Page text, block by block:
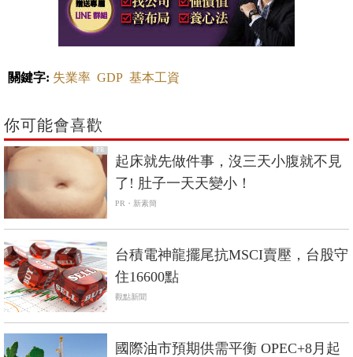
關鍵字: 失業率 GDP 基本工資
你可能會喜歡
PR
起床就先做件事，沒三天小腹就不見
了! 肚子一天天變小！
PR・新素簡
台積電神龍擺尾抗MSCI賣壓，台股守
住16600點
觀點新聞
國際油市預期供需平衡 OPEC+8月起